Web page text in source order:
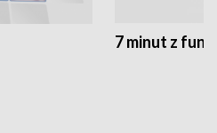
7 minut z